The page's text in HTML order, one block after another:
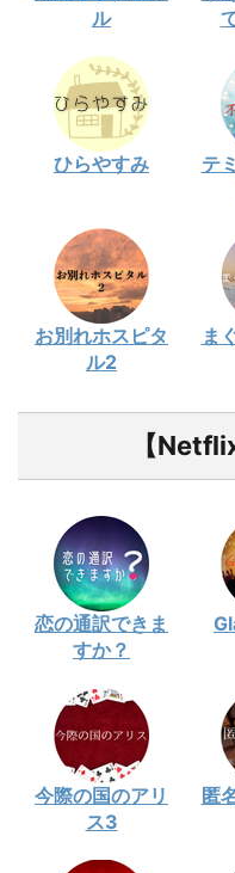
ル
ひらやすみ
テ
お別れホスピタ
ル2
ま
【
恋の通訳できま
すか？
今際の国のアリ
ス3
匿